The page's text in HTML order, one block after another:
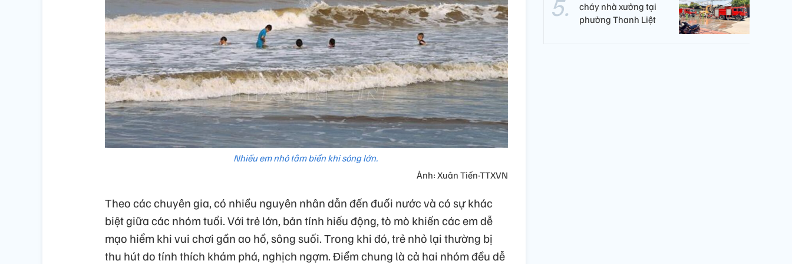
Nhiều em nhỏ tắm biển khi sóng lớn.
Ảnh: Xuân Tiến-TTXVN
Theo các chuyên gia, có nhiều nguyên nhân dẫn đến đuối nước và có sự khác
biệt giữa các nhóm tuổi. Với trẻ lớn, bản tính hiếu động, tò mò khiến các em dễ
mạo hiểm khi vui chơi gần ao hồ, sông suối. Trong khi đó, trẻ nhỏ lại thường bị
thu hút do tính thích khám phá, nghịch ngợm. Điểm chung là cả hai nhóm đều dễ
cháy nhà xưởng tại
phường Thanh Liệt